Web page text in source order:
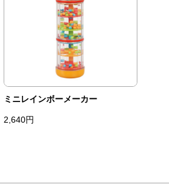
ミニレインボーメーカー
2,640円